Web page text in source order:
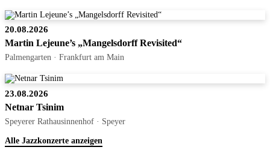
20.08.2026
Martin Lejeune’s „Mangelsdorff Revisited“
Palmengarten · Frankfurt am Main
23.08.2026
Netnar Tsinim
Speyerer Rathausinnenhof · Speyer
Alle Jazzkonzerte anzeigen